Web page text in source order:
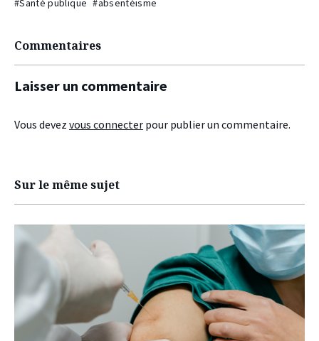
#Santé publique #absentéisme
Commentaires
Laisser un commentaire
Vous devez vous connecter pour publier un commentaire.
Sur le même sujet